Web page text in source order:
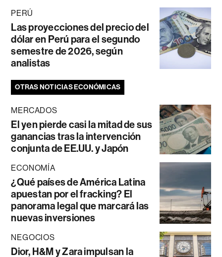
PERÚ
Las proyecciones del precio del
dólar en Perú para el segundo
semestre de 2026, según
analistas
OTRAS NOTICIAS ECONÓMICAS
MERCADOS
El yen pierde casi la mitad de sus
ganancias tras la intervención
conjunta de EE.UU. y Japón
ECONOMÍA
¿Qué países de América Latina
apuestan por el fracking? El
panorama legal que marcará las
nuevas inversiones
NEGOCIOS
Dior, H&M y Zara impulsan la